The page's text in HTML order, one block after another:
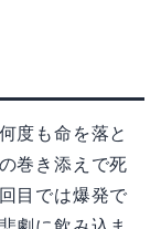
度も命を落と
巻き添えで死
目では爆発で